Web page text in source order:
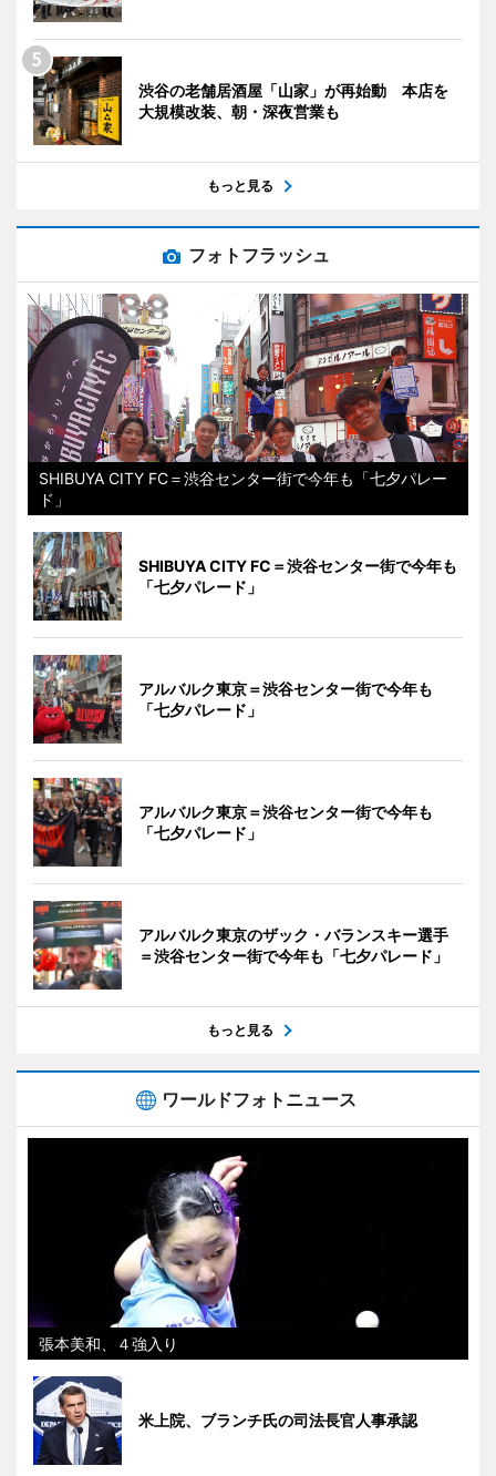
渋谷の老舗居酒屋「山家」が再始動 本店を
大規模改装、朝・深夜営業も
もっと見る
フォトフラッシュ
SHIBUYA CITY FC＝渋谷センター街で今年も「七夕パレー
ド」
SHIBUYA CITY FC＝渋谷センター街で今年も
「七夕パレード」
アルバルク東京＝渋谷センター街で今年も
「七夕パレード」
アルバルク東京＝渋谷センター街で今年も
「七夕パレード」
アルバルク東京のザック・バランスキー選手
＝渋谷センター街で今年も「七夕パレード」
もっと見る
ワールドフォトニュース
張本美和、４強入り
米上院、ブランチ氏の司法長官人事承認